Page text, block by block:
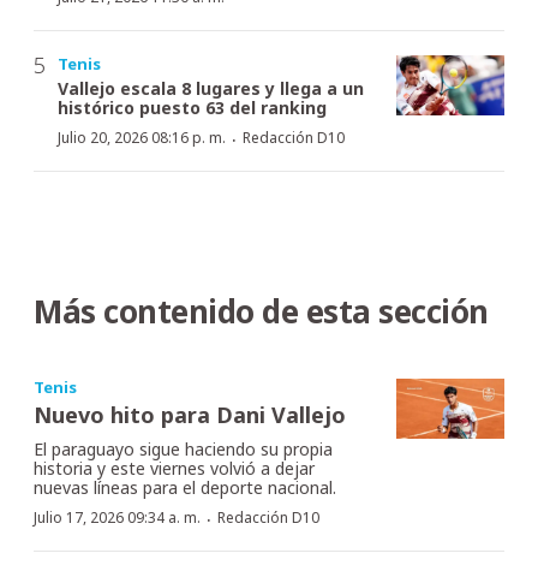
Tenis
Vallejo escala 8 lugares y llega a un
histórico puesto 63 del ranking
Julio 20, 2026 08:16 p. m. · Redacción D10
Más contenido de esta sección
Tenis
Nuevo hito para Dani Vallejo
El paraguayo sigue haciendo su propia
historia y este viernes volvió a dejar
nuevas líneas para el deporte nacional.
Julio 17, 2026 09:34 a. m. · Redacción D10